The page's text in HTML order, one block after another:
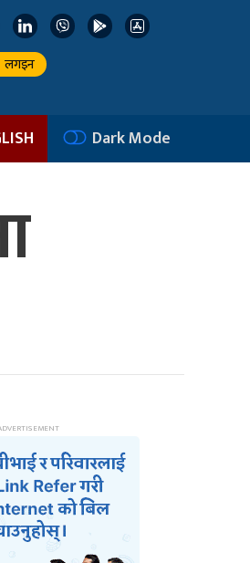
लगइन
Dark Mode